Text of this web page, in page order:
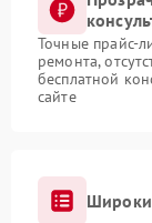
Точные прайс-
ремонта,
бесплатной
сайте